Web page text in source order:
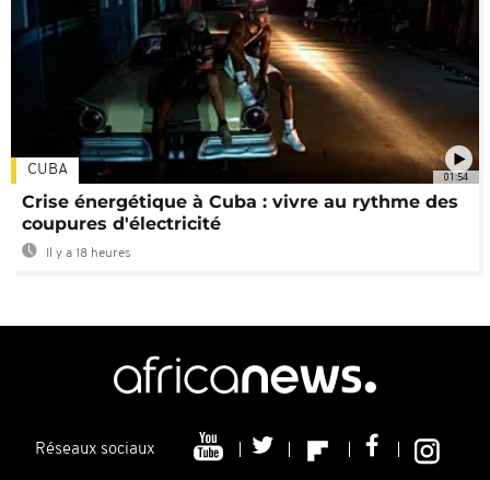
01:54
CUBA
Crise énergétique à Cuba : vivre au rythme des
coupures d'électricité
Il y a 18 heures
Réseaux sociaux